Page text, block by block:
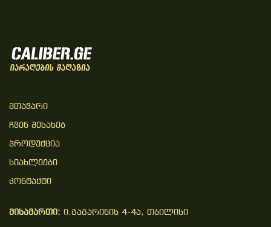
Მთავარი
Ჩვენ Შესახებ
Პროდუქცია
Სიახლეები
Კონტაქტი
მისამართი: ი.გაგარინის 4-4ა, თბილისი